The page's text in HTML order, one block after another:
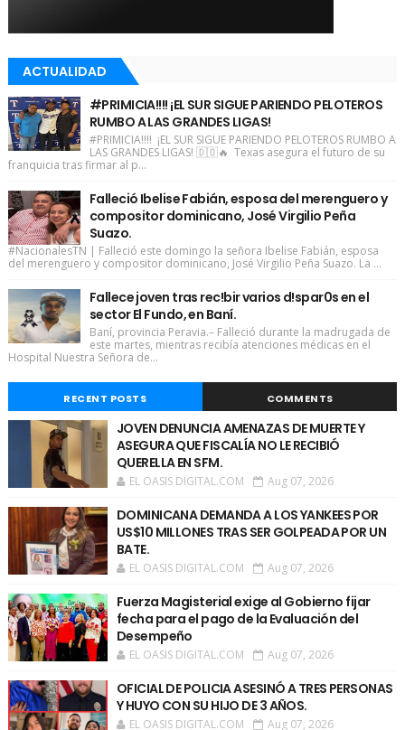
ACTUALIDAD
#PRIMICIA!!!! ¡EL SUR SIGUE PARIENDO PELOTEROS
RUMBO A LAS GRANDES LIGAS!
#PRIMICIA!!!! ¡EL SUR SIGUE PARIENDO PELOTEROS RUMBO A
LAS GRANDES LIGAS! 🇩🇴🔥 Texas asegura el futuro de su
franquicia tras firmar al p...
Falleció Ibelise Fabián, esposa del merenguero y
compositor dominicano, José Virgilio Peña
Suazo.
#NacionalesTN | Falleció este domingo la señora Ibelise Fabián, esposa
del merenguero y compositor dominicano, José Virgilio Peña Suazo. La ...
Fallece joven tras rec!bir varios d!spar0s en el
sector El Fundo, en Baní.
Baní, provincia Peravia.– Falleció durante la madrugada de
este martes, mientras recibía atenciones médicas en el
Hospital Nuestra Señora de...
RECENT POSTS COMMENTS
JOVEN DENUNCIA AMENAZAS DE MUERTE Y
ASEGURA QUE FISCALÍA NO LE RECIBIÓ
QUERELLA EN SFM.
EL OASIS DIGITAL.COM Aug 07, 2026
DOMINICANA DEMANDA A LOS YANKEES POR
US$10 MILLONES TRAS SER GOLPEADA POR UN
BATE.
EL OASIS DIGITAL.COM Aug 07, 2026
Fuerza Magisterial exige al Gobierno fijar
fecha para el pago de la Evaluación del
Desempeño
EL OASIS DIGITAL.COM Aug 07, 2026
OFICIAL DE POLICIA ASESINÓ A TRES PERSONAS
Y HUYO CON SU HIJO DE 3 AÑOS.
EL OASIS DIGITAL.COM Aug 07, 2026